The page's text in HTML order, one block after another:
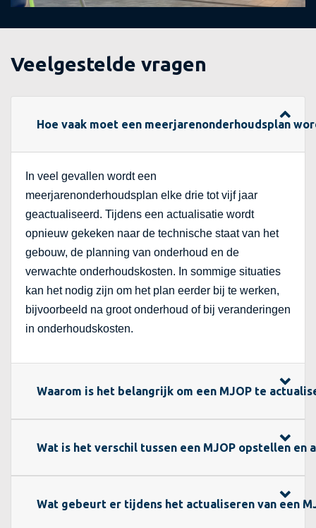
Veelgestelde vragen
Hoe vaak moet een meerjarenonderhoudsplan
In veel gevallen wordt een
meerjarenonderhoudsplan elke drie tot vijf jaar
geactualiseerd. Tijdens een actualisatie wordt
opnieuw gekeken naar de technische staat van het
gebouw, de planning van onderhoud en de
verwachte onderhoudskosten. In sommige situaties
kan het nodig zijn om het plan eerder bij te werken,
bijvoorbeeld na groot onderhoud of bij veranderingen
in onderhoudskosten.
Waarom is het belangrijk om een MJOP te
Wat is het verschil tussen een MJOP opstellen en
Wat gebeurt er tijdens het actualiseren van een